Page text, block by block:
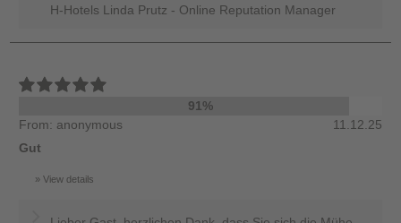
H-Hotels Linda Prutz - Online Reputation Manager
91%
From: anonymous
11.12.25
Gut
View details